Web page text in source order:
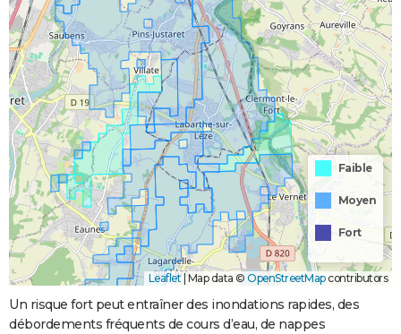
Faible
Moyen
Fort
Leaflet |Map data © OpenStreetMapcontributors
Un risque fort peut entraîner des inondations rapides, des
débordements fréquents de cours d’eau, de nappes